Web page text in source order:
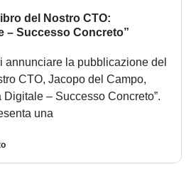
del Nostro CTO:
– Successo Concreto”
annunciare la pubblicazione del
CTO, Jacopo del Campo,
Digitale – Successo Concreto”.
una